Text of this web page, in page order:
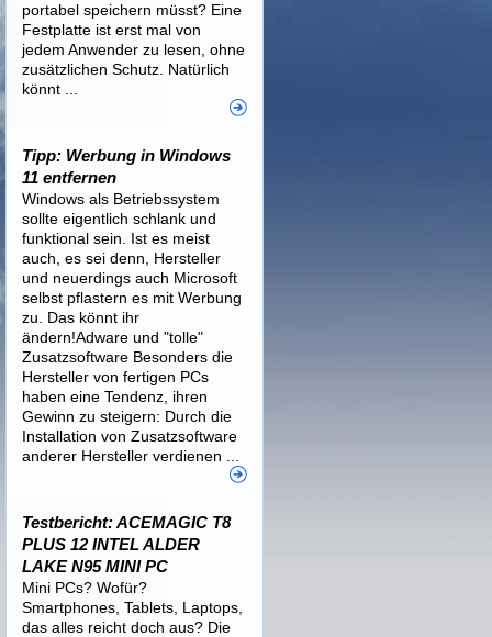
portabel speichern müsst? Eine
Festplatte ist erst mal von
jedem Anwender zu lesen, ohne
zusätzlichen Schutz. Natürlich
könnt ...
Tipp: Werbung in Windows
11 entfernen
Windows als Betriebssystem
sollte eigentlich schlank und
funktional sein. Ist es meist
auch, es sei denn, Hersteller
und neuerdings auch Microsoft
selbst pflastern es mit Werbung
zu. Das könnt ihr
ändern!Adware und "tolle"
Zusatzsoftware Besonders die
Hersteller von fertigen PCs
haben eine Tendenz, ihren
Gewinn zu steigern: Durch die
Installation von Zusatzsoftware
anderer Hersteller verdienen ...
Testbericht: ACEMAGIC T8
PLUS 12 INTEL ALDER
LAKE N95 MINI PC
Mini PCs? Wofür?
Smartphones, Tablets, Laptops,
das alles reicht doch aus? Die